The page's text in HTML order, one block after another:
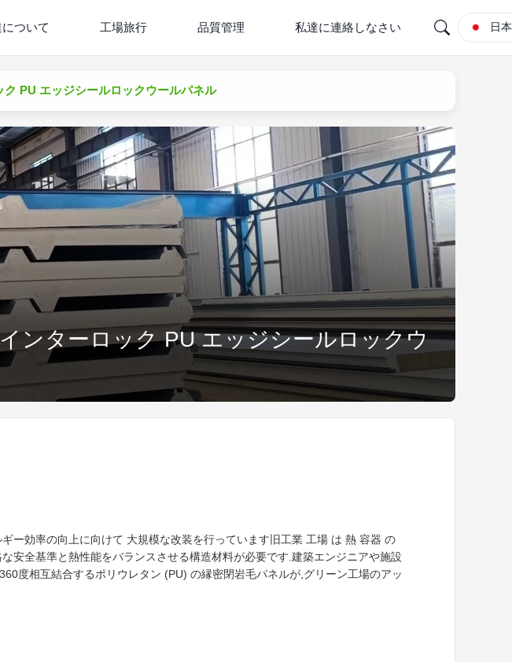
ついて 工場旅行 品質管理 私達に連絡しなさい 日
PU エッジシールロックウールパネル
ンターロック PU エッジシールロックウ
ー効率の向上に向けて 大規模な改装を行っています旧工業 工場 は 熱 容器 の
安全基準と熱性能をバランスさせる構造材料が必要です.建築エンジニアや施設
度相互結合するポリウレタン (PU) の縁密閉岩毛パネルが,グリーン工場のアッ